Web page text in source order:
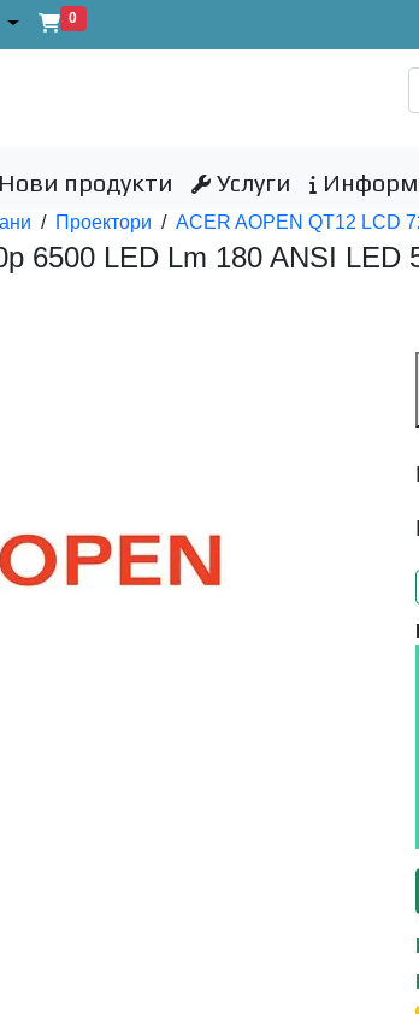
0
Нови продукти Услуги
/ Проектори / ACER AOPEN QT12 LCD
6500 LED Lm 180 ANSI